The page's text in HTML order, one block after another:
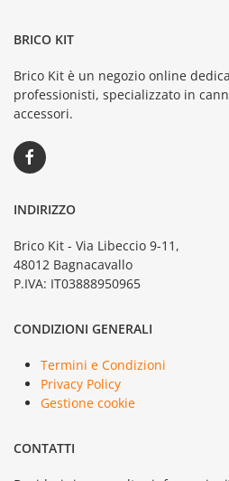
BRICO KIT
Brico Kit è un negozio online
professionisti, specializzato in
accessori.
INDIRIZZO
Brico Kit - Via Libeccio 9-11,
48012 Bagnacavallo
P.IVA: IT03888950965
CONDIZIONI GENERALI
Termini e Condizioni
Privacy Policy
Gestione cookie
CONTATTI